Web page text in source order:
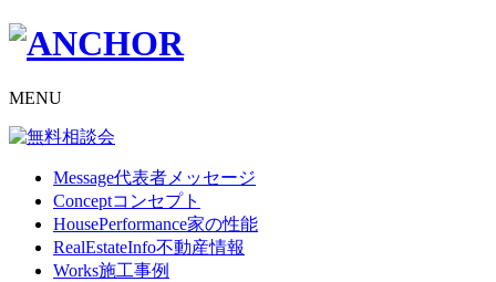
MENU
Message代表者メッセージ
Conceptコンセプト
HousePerformance家の性能
RealEstateInfo不動産情報
Works施工事例